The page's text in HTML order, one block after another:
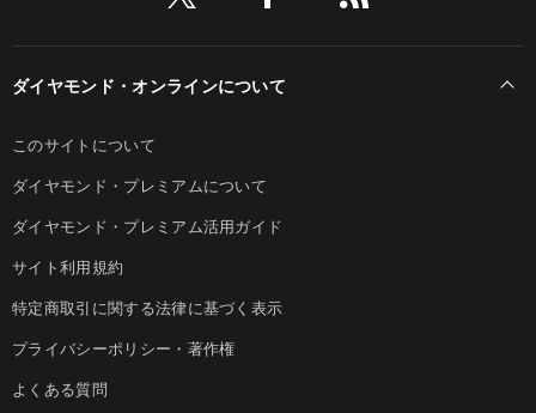
ダイヤモンド・オンラインについて
このサイトについて
ダイヤモンド・プレミアムについて
ダイヤモンド・プレミアム活用ガイド
サイト利用規約
特定商取引に関する法律に基づく表示
プライバシーポリシー・著作権
よくある質問